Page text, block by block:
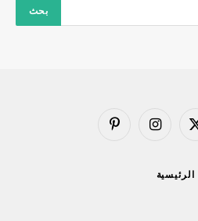
X
الانستغرامبينتيريست
الرئيسية